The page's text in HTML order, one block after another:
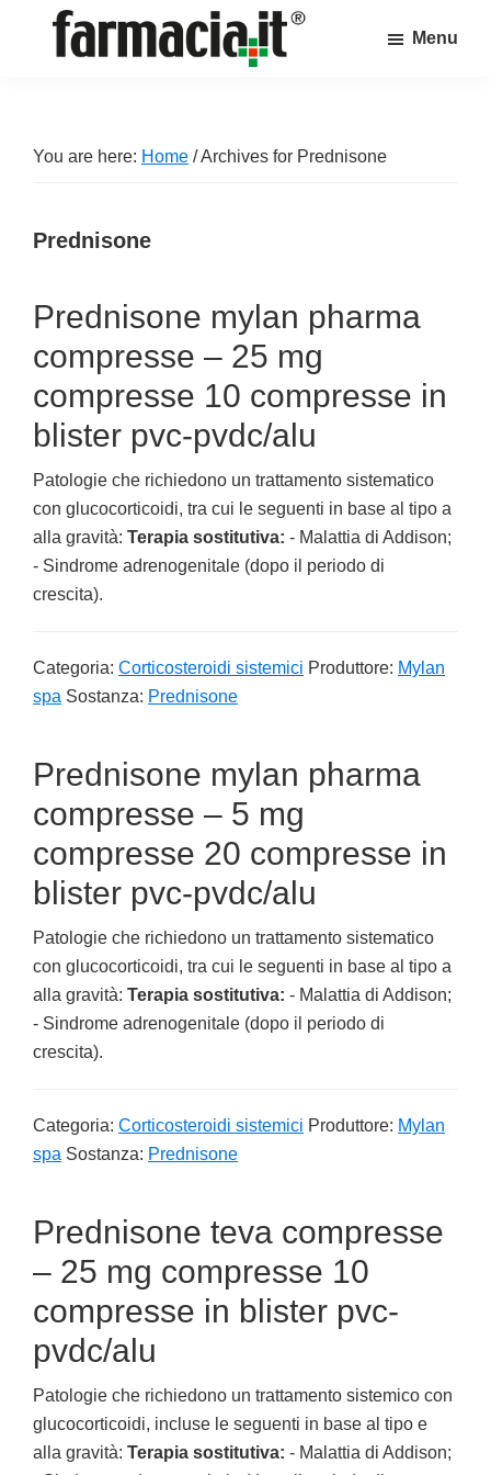
sul
farmacia
Menu
You are here: Home /Archives for Prednisone
Prednisone
Prednisone mylan pharma
compresse – 25 mg
compresse 10 compresse in
blister pvc-pvdc/alu
Patologie che richiedono un trattamento sistematico
con glucocorticoidi, tra cui le seguenti in base al tipo a
alla gravità: Terapia sostitutiva: - Malattia di Addison;
- Sindrome adrenogenitale (dopo il periodo di
crescita).
Categoria: Corticosteroidi sistemici Produttore: Mylan
spa Sostanza: Prednisone
Prednisone mylan pharma
compresse – 5 mg
compresse 20 compresse in
blister pvc-pvdc/alu
Patologie che richiedono un trattamento sistematico
con glucocorticoidi, tra cui le seguenti in base al tipo a
alla gravità: Terapia sostitutiva: - Malattia di Addison;
- Sindrome adrenogenitale (dopo il periodo di
crescita).
Categoria: Corticosteroidi sistemici Produttore: Mylan
spa Sostanza: Prednisone
Prednisone teva compresse
– 25 mg compresse 10
compresse in blister pvc-
pvdc/alu
Patologie che richiedono un trattamento sistemico con
glucocorticoidi, incluse le seguenti in base al tipo e
alla gravità: Terapia sostitutiva: - Malattia di Addison;